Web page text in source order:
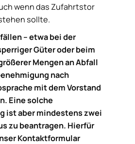
wenn das Zufahrtstor
sollte.
– etwa bei der
Güter oder beim
Mengen an Abfall
nach
mit dem Vorstand
Eine solche
ist aber mindestens zwei
zu beantragen. Hierfür
Kontaktformular